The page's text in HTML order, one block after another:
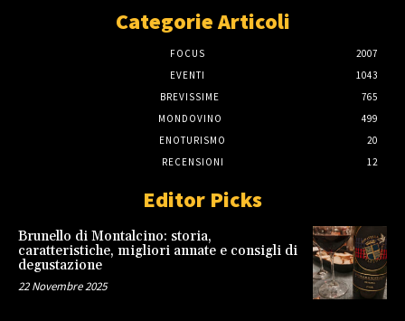
Categorie Articoli
FOCUS
2007
EVENTI
1043
BREVISSIME
765
MONDOVINO
499
ENOTURISMO
20
RECENSIONI
12
Editor Picks
Brunello di Montalcino: storia,
caratteristiche, migliori annate e consigli di
degustazione
22 Novembre 2025